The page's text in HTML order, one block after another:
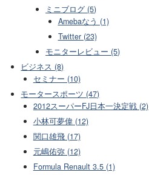
ミニブログ (5)
Amebaなう (1)
Twitter (23)
モニターレビュー (5)
ビジネス (8)
セミナー (10)
モータースポーツ (47)
2012スーパーFJ日本一決定戦 (2)
小林可夢偉 (12)
関口雄飛 (17)
元嶋佑弥 (12)
Formula Renault 3.5 (1)